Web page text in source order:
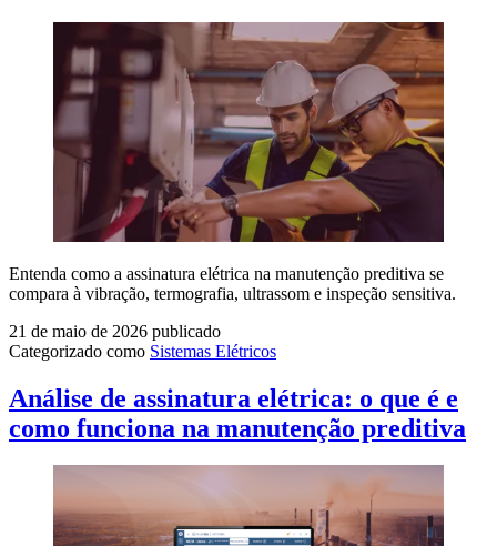
Entenda como a assinatura elétrica na manutenção preditiva se
compara à vibração, termografia, ultrassom e inspeção sensitiva.
21 de maio de 2026 publicado
Categorizado como Sistemas Elétricos
Análise de assinatura elétrica: o que é e
como funciona na manutenção preditiva